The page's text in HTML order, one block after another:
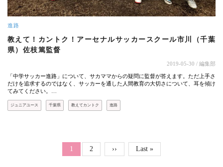
進路
教えて！カントク！アーセナルサッカースクール市川（千葉
県）佐枝篤監督
2019-05-30 / 編集部
「中学サッカー進路」について、サカママからの疑問に監督が答えます。ただ上手さ
だけを追求するのではなく、サッカーを通した人間教育の大切さについて、耳を傾け
てみてください。…
ジュニアユース 千葉県 教えてカントク 進路
ページ送り
カレントページ
1 Page
2 次ページ
›› 最終ページ
Last »